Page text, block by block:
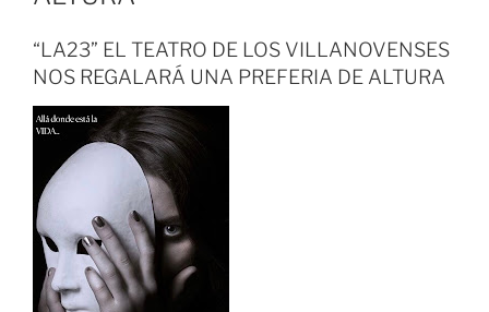
“LA23” EL TEATRO DE LOS VILLANOVENSES
NOS REGALARÁ UNA PREFERIA DE ALTURA